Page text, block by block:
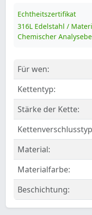
Echtheitszertifikat
316L Edelstahl /
Chemischer
Für wen:
Kettentyp:
Stärke der Kette:
Material:
Materialfarbe:
Beschichtung: